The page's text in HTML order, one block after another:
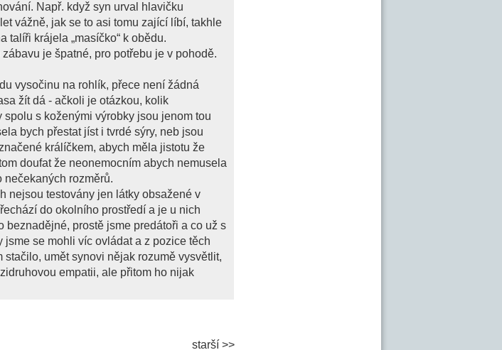
Např. když syn urval hlavičku
vážně, jak se to asi tomu zající líbí, takhle
talíři krájela „masíčko“ k obědu.
je špatné, pro potřebu je v pohodě.
vysočinu na rohlík, přece není žádná
žít dá - ačkoli je otázkou, kolik
s koženými výrobky jsou jenom tou
bych přestat jíst i tvrdé sýry, neb jsou
králíčkem, abych měla jistotu že
doufat že neonemocním abych nemusela
nečekaných rozměrů.
nejsou testovány jen látky obsažené v
do okolního prostředí a je u nich
prostě jsme predátoři a co už s
se mohli víc ovládat a z pozice těch
stačilo, umět synovi nějak rozumě vysvětlit,
empatii, ale přitom ho nijak
starší >>